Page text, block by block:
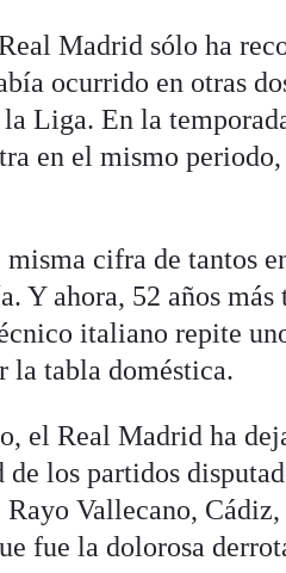
Madrid sólo ha
ocurrido en otras
Liga. En la
en el mismo periodo,
cifra de tantos
Y ahora, 52 años más
italiano repite
la tabla doméstica.
el Real Madrid ha
de los partidos
Vallecano,
fue la dolorosa